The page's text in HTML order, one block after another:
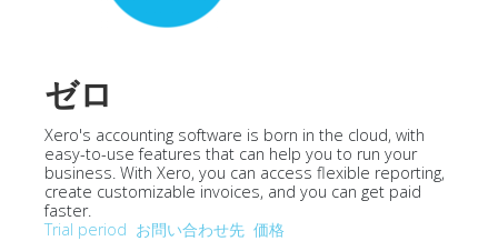
ゼロ
Xero's accounting software is born in the cloud, with
easy-to-use features that can help you to run your
business. With Xero, you can access flexible reporting,
create customizable invoices, and you can get paid
faster.
Trial period お問い合わせ先 価格